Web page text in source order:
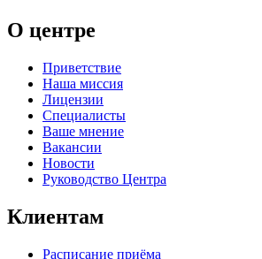
О центре
Приветствие
Наша миссия
Лицензии
Специалисты
Ваше мнение
Вакансии
Новости
Руководство Центра
Клиентам
Расписание приёма